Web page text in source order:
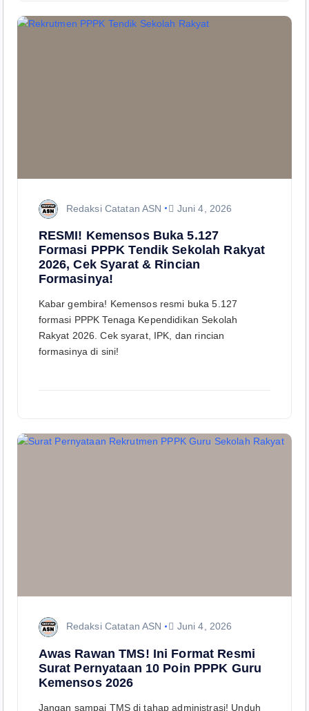
Redaksi Catatan ASN Juni 4, 2026
RESMI! Kemensos Buka 5.127
Formasi PPPK Tendik Sekolah Rakyat
2026, Cek Syarat & Rincian
Formasinya!
Kabar gembira! Kemensos resmi buka 5.127
formasi PPPK Tenaga Kependidikan Sekolah
Rakyat 2026. Cek syarat, IPK, dan rincian
formasinya di sini!
Redaksi Catatan ASN Juni 4, 2026
Awas Rawan TMS! Ini Format Resmi
Surat Pernyataan 10 Poin PPPK Guru
Kemensos 2026
Jangan sampai TMS di tahap administrasi! Unduh